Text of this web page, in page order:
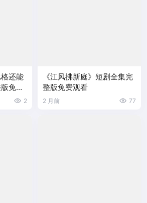
格还能
免费
2
《江风拂新庭》短剧全集完
整版免费观看
2 月前 77